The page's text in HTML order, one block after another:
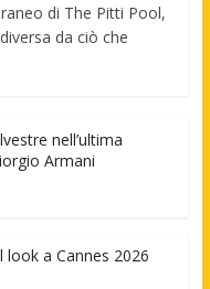
di The Pitti Pool,
da ciò che
nell’ultima
Armani
look a Cannes 2026